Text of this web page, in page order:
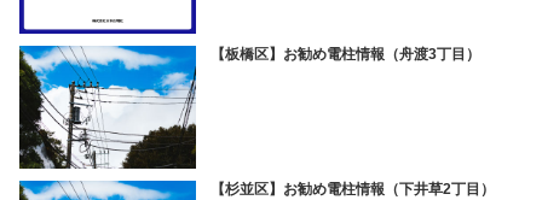
【板橋区】お勧め電柱情報（舟渡3丁目）
【杉並区】お勧め電柱情報（下井草2丁目）